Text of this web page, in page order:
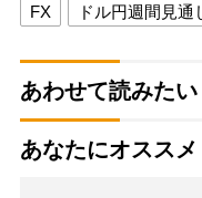
FX ドル円週間見通
あわせて読みたい
あなたにオススメ